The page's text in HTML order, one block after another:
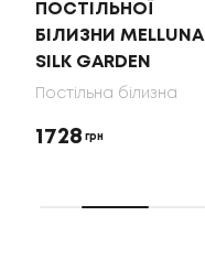
ПОСТІЛЬНОЇ
БІЛИЗНИ MELLUNA
SILK GARDEN
Постільна білизна
1728 грн